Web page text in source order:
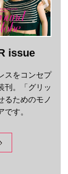
issue
スをコンセプ
刊。「グリッ
るためのモノ
す。